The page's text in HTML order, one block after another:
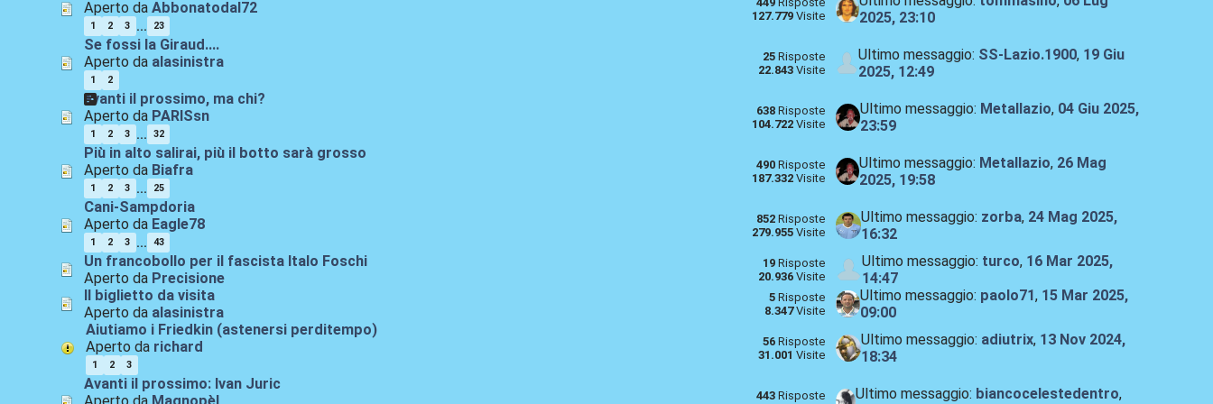
Aperto daAbbonatodal72
1 2 3 ... 23
127.779Visite
2025, 23:10
Se fossi la Giraud....
Aperto da alasinistra
1 2
25Risposte
22.843Visite
Ultimo messaggio: SS-Lazio.1900, 19 Giu
2025, 12:49
avanti il prossimo, ma chi?
Aperto da PARISsn
1 2 3 ... 32
638Risposte
104.722Visite
Ultimo messaggio: Metallazio, 04 Giu 2025,
23:59
Più in alto salirai, più il botto sarà grosso
Aperto da Biafra
1 2 3 ... 25
490Risposte
187.332Visite
Ultimo messaggio: Metallazio, 26 Mag
2025, 19:58
Cani-Sampdoria
Aperto da Eagle78
1 2 3 ... 43
852Risposte
279.955Visite
Ultimo messaggio: zorba, 24 Mag 2025,
16:32
Un francobollo per il fascista Italo Foschi
Aperto da Precisione
19Risposte
20.936Visite
Ultimo messaggio: turco, 16 Mar 2025,
14:47
Il biglietto da visita
Aperto da alasinistra
5Risposte
8.347Visite
Ultimo messaggio: paolo71, 15 Mar 2025,
09:00
Aiutiamo i Friedkin (astenersi perditempo)
Aperto da richard
1 2 3
56Risposte
31.001 Visite
Ultimo messaggio: adiutrix, 13 Nov 2024,
18:34
Avanti il prossimo: Ivan Juric
Aperto da Magnopèl 443Risposte
Ultimo messaggio: biancocelestedentro,